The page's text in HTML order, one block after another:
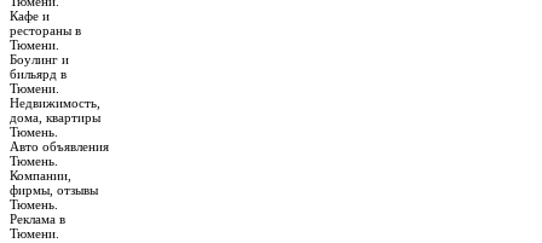
Кафе и
рестораны в
Тюмени.
Боулинг и
бильярд в
Тюмени.
Недвижимость,
дома, квартиры
Тюмень.
Авто объявления
Тюмень.
Компании,
фирмы, отзывы
Тюмень.
Реклама в
Тюмени.